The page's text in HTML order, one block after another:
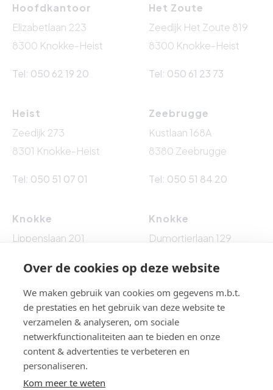
Hoofdkantoor
Elizabetlaan 223
8300 Knokke-Heist
Tel: 050 62 19 20
Het Zoute
Zeedijk Het Zoute 819
8300 Knokke-Heist
Tel: 050 61 23 73
Heist
Zeedijk 273
8301 Knokke-Heist
Tel: 050 51 07 01
Zeebrugge
Kustlaan 168A
8380 Zeebrugge
Tel: 050 51 84 20
Knokke
Lippenslaan 201
Knokke
Dumortierlaan 129
BTW BE 0861.524.009 - BA EN BORGSTELLING : NV AXA
BELGIUM (polisnr. 730.390.160) - Toezichthoudende
autoriteit: Beroepsinstituut van Vastgoedmakelaars,
Luxemburgstraat 16 B te 1000 Brussel, België - Erkend
Over de cookies op deze website
We maken gebruik van cookies om gegevens m.b.t.
de prestaties en het gebruik van deze website te
verzamelen & analyseren, om sociale
netwerkfunctionaliteiten aan te bieden en onze
content & advertenties te verbeteren en
personaliseren.
Kom meer te weten